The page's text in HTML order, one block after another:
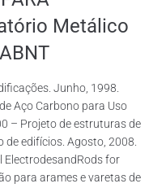
Metálico
Junho, 1998.
Aço Carbono para Uso
– Projeto de estruturas de
edifícios. Agosto, 2008.
ElectrodesandRods for
para arames e varetas de